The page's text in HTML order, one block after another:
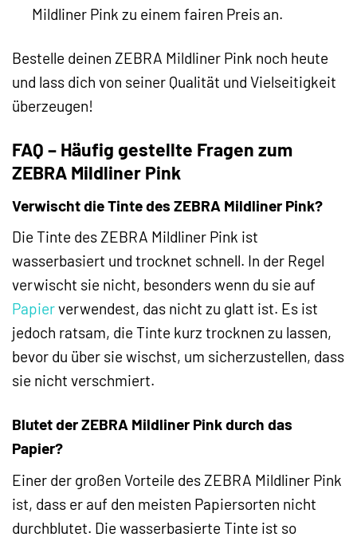
Mildliner Pink zu einem fairen Preis an.
Bestelle deinen ZEBRA Mildliner Pink noch heute
und lass dich von seiner Qualität und Vielseitigkeit
überzeugen!
FAQ – Häufig gestellte Fragen zum
ZEBRA Mildliner Pink
Verwischt die Tinte des ZEBRA Mildliner Pink?
Die Tinte des ZEBRA Mildliner Pink ist
wasserbasiert und trocknet schnell. In der Regel
verwischt sie nicht, besonders wenn du sie auf
Papierverwendest, das nicht zu glatt ist. Es ist
jedoch ratsam, die Tinte kurz trocknen zu lassen,
bevor du über sie wischst, um sicherzustellen, dass
sie nicht verschmiert.
Blutet der ZEBRA Mildliner Pink durch das
Papier?
Einer der großen Vorteile des ZEBRA Mildliner Pink
ist, dass er auf den meisten Papiersorten nicht
durchblutet. Die wasserbasierte Tinte ist so